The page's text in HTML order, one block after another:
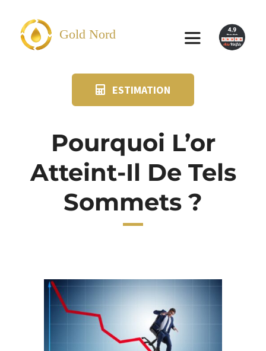
contenu
Gold Nord
Toggle
SUIVI KIT POSTAL
CONTACT
ESTIMATION
Pourquoi L’or
Atteint-Il De Tels
Sommets ?